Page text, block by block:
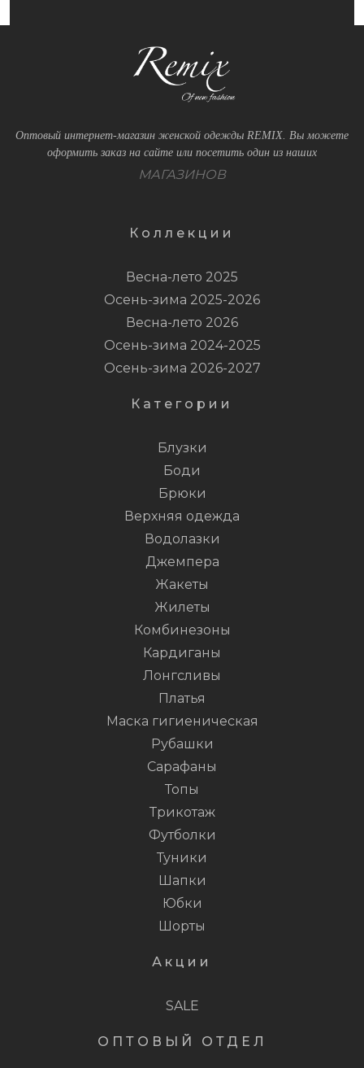
Оптовый интернет-магазин женской одежды REMIX. Вы можете
оформить заказ на сайте или посетить один из наших
МАГАЗИНОВ
Коллекции
Весна-лето 2025
Осень-зима 2025-2026
Весна-лето 2026
Осень-зима 2024-2025
Осень-зима 2026-2027
Категории
Блузки
Боди
Брюки
Верхняя одежда
Водолазки
Джемпера
Жакеты
Жилеты
Комбинезоны
Кардиганы
Лонгсливы
Платья
Маска гигиеническая
Рубашки
Сарафаны
Топы
Трикотаж
Футболки
Туники
Шапки
Юбки
Шорты
Акции
SALE
ОПТОВЫЙ ОТДЕЛ